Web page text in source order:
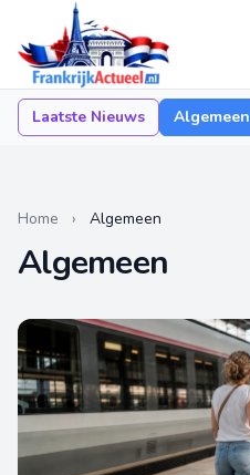
Laatste Nieuws Algemeen
Home › Algemeen
Algemeen